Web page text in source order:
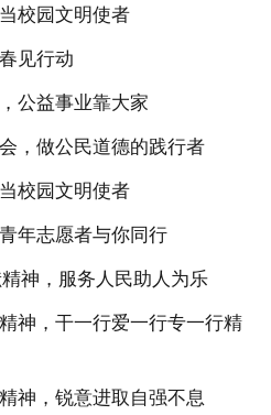
校园文明使者
见行动
益事业靠大家
做公民道德的践行者
校园文明使者
志愿者与你同行
神，服务人民助人为乐
，干一行爱一行专一行精
，锐意进取自强不息